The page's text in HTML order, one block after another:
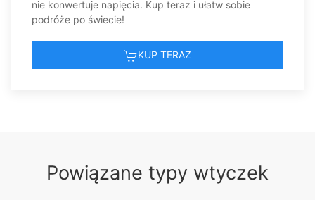
nie konwertuje napięcia. Kup teraz i ułatw sobie
podróże po świecie!
KUP TERAZ
Powiązane typy wtyczek